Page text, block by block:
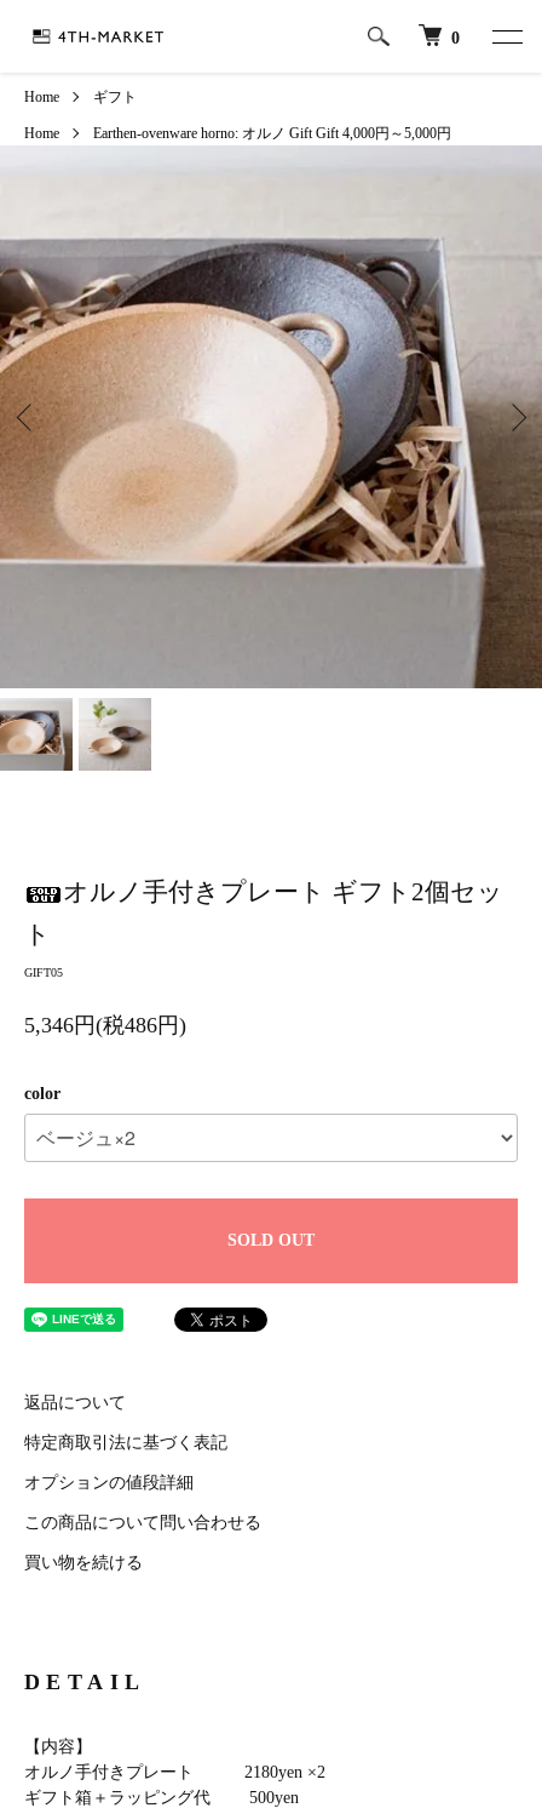
0
Home ギフト
Home Earthen-ovenware horno: オルノ Gift Gift 4,000円～5,000円
オルノ手付きプレート ギフト2個セッ
ト
GIFT05
5,346円(税486円)
color
SOLD OUT
返品について
特定商取引法に基づく表記
オプションの値段詳細
この商品について問い合わせる
買い物を続ける
DETAIL
【内容】
オルノ手付きプレート 2180yen ×2
ギフト箱＋ラッピング代 500yen